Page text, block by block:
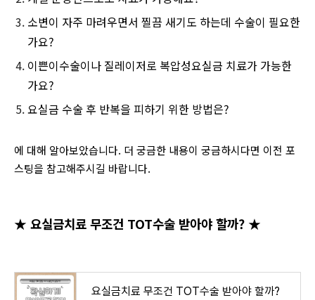
소변이 자주 마려우면서 찔끔 새기도 하는데 수술이 필요한
가요?
이쁜이수술이나 질레이저로 복압성요실금 치료가 가능한
가요?
요실금 수술 후 반복을 피하기 위한 방법은?
에 대해 알아보았습니다. 더 궁금한 내용이 궁금하시다면 이전 포
스팅을 참고해주시길 바랍니다.
★ 요실금치료 무조건 TOT수술 받아야 할까? ★
요실금치료 무조건 TOT수술 받아야 할까?